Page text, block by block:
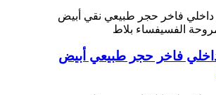
فاخر حجر طبيعي أبيض